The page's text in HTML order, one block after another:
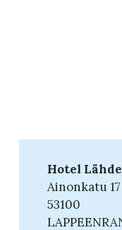
Hotel Lähde
Ainonkatu 17
53100